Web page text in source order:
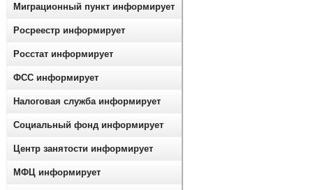
Миграционный пункт информирует
Росреестр информирует
Росстат информирует
ФСС информирует
Налоговая служба информирует
Социальный фонд информирует
Центр занятости информирует
МФЦ информирует